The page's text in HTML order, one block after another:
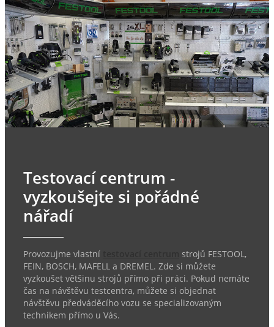
Testovací centrum -
vyzkoušejte si pořádné
nářadí
Provozujme vlastní
strojů FESTOOL,
FEIN, BOSCH, MAFELL a DREMEL. Zde si můžete
vyzkoušet většinu strojů přímo při práci. Pokud nemáte
čas na návštěvu testcentra, můžete si objednat
návštěvu předváděcího vozu se specializovaným
technikem přímo u Vás.